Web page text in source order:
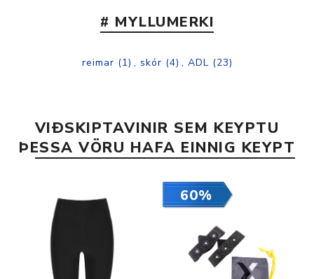
# MYLLUMERKI
reimar (1) , skór (4) , ADL (23)
VIÐSKIPTAVINIR SEM KEYPTU
ÞESSA VÖRU HAFA EINNIG KEYPT
60%